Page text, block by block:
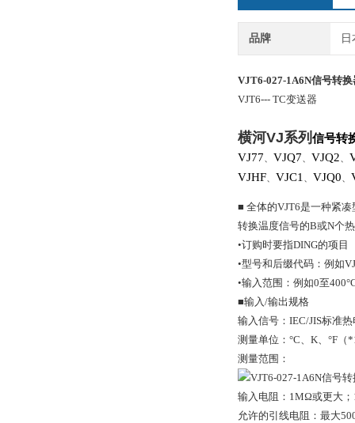
品牌
VJT6-027-1A6N信号转换
VJT6--- TC变送器
横河VJ系列 信号转
VJ77、 VJQ7、 VJQ2、
VJHF、 VJC1 、 VJQ0、
■ 全体的VJT6是一种紧
转换温度信号的B或N个
•订购时要指DING的项目
•型号和后缀代码：例如
•输入范围：例如0至
■输入/输出规格
输入信号：IEC/JIS标准
测量单位：°C、K、°F
测量范围：
输入电阻：1MΩ或更大
允许的引线电阻：最大